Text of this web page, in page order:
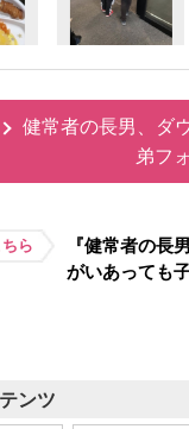
健常者の長男、ダ
弟フ
ら
『健常者の長
がいあっても
ンツ